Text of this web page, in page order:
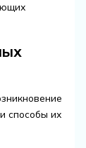
способы их